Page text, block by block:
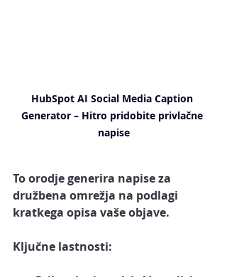
HubSpot AI Social Media Caption
Generator – Hitro pridobite privlačne
napise
To orodje generira napise za
družbena omrežja na podlagi
kratkega opisa vaše objave.
Ključne lastnosti: